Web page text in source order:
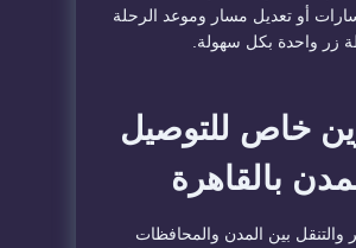
أو تعديل مسار وموعد الرحلة
زر واحدة بكل سهولة.
خاص للتوصيل
بالقاهرة
والتنقل بين المدن والمحافظات